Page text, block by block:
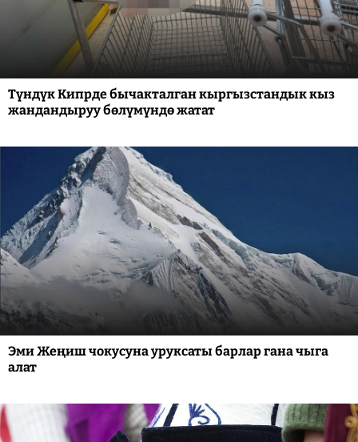
Түндүк Кипрде бычакталган кыргызстандык кыз
жандандыруу бөлүмүндө жатат
Эми Жеңиш чокусуна уруксаты барлар гана чыга
алат